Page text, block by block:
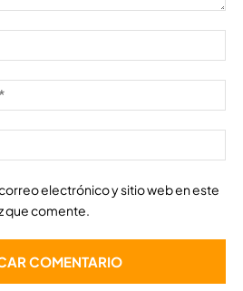
electrónico y sitio web en este
que comente.